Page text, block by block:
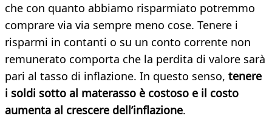
che con quanto abbiamo risparmiato potremmo
comprare via via sempre meno cose. Tenere i
risparmi in contanti o su un conto corrente non
remunerato comporta che la perdita di valore sarà
pari al tasso di inflazione. In questo senso, tenere
i soldi sotto al materasso è costoso e il costo
aumenta al crescere dell’inflazione.